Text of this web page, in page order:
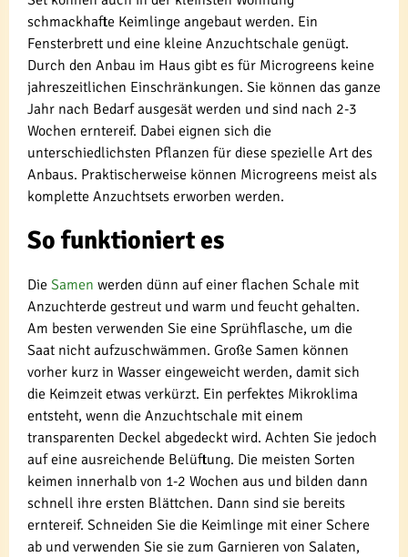
schmackhafte Keimlinge angebaut werden. Ein
Fensterbrett und eine kleine Anzuchtschale genügt.
Durch den Anbau im Haus gibt es für Microgreens keine
jahreszeitlichen Einschränkungen. Sie können das ganze
Jahr nach Bedarf ausgesät werden und sind nach 2-3
Wochen erntereif. Dabei eignen sich die
unterschiedlichsten Pflanzen für diese spezielle Art des
Anbaus. Praktischerweise können Microgreens meist als
komplette Anzuchtsets erworben werden.
So funktioniert es
Die Samen werden dünn auf einer flachen Schale mit
Anzuchterde gestreut und warm und feucht gehalten.
Am besten verwenden Sie eine Sprühflasche, um die
Saat nicht aufzuschwämmen. Große Samen können
vorher kurz in Wasser eingeweicht werden, damit sich
die Keimzeit etwas verkürzt. Ein perfektes Mikroklima
entsteht, wenn die Anzuchtschale mit einem
transparenten Deckel abgedeckt wird. Achten Sie jedoch
auf eine ausreichende Belüftung. Die meisten Sorten
keimen innerhalb von 1-2 Wochen aus und bilden dann
schnell ihre ersten Blättchen. Dann sind sie bereits
erntereif. Schneiden Sie die Keimlinge mit einer Schere
ab und verwenden Sie sie zum Garnieren von Salaten,